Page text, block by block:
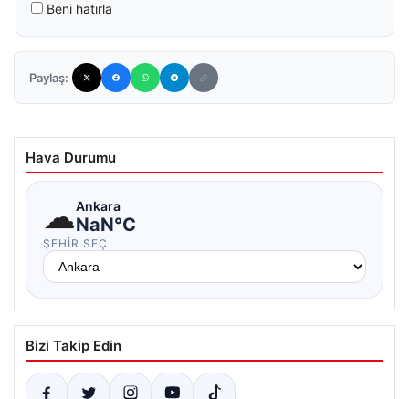
Beni hatırla
Paylaş:
Hava Durumu
☁Ankara
NaN°C
ŞEHIR SEÇ
Bizi Takip Edin